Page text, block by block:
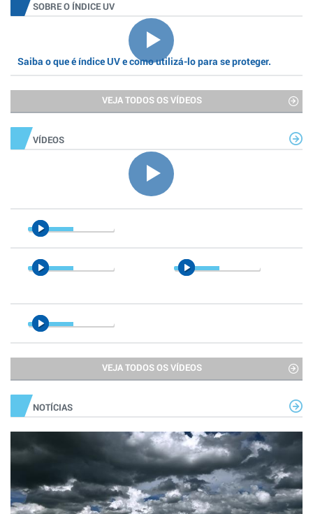
SOBRE O ÍNDICE UV
Saiba o que é índice UV e como utilizá-lo para se proteger.
VEJA TODOS OS VÍDEOS
VÍDEOS
VEJA TODOS OS VÍDEOS
NOTÍCIAS